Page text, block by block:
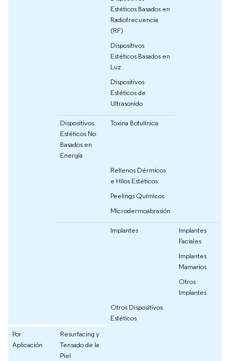
Estéticos Basados en
Radiofrecuencia
(RF)
Dispositivos
Estéticos Basados en
Luz
Dispositivos
Estéticos de
Ultrasonido
Dispositivos
Estéticos No
Basados en
Energía
Toxina Botulínica
Rellenos Dérmicos
e Hilos Estéticos
Peelings Químicos
Microdermoabrasión
Implantes
Implantes
Faciales
Implantes
Mamarios
Otros
Implantes
Otros Dispositivos
Estéticos
Por
Aplicación
Resurfacing y
Tensado de la
Piel